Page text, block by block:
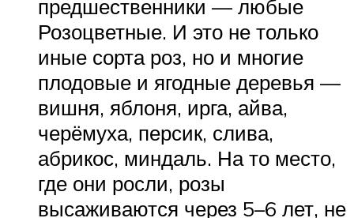
предшественники — любые
Розоцветные. И это не только
иные сорта роз, но и многие
плодовые и ягодные деревья —
вишня, яблоня, ирга, айва,
черёмуха, персик, слива,
абрикос, миндаль. На то место,
где они росли, розы
высаживаются через 5–6 лет, не